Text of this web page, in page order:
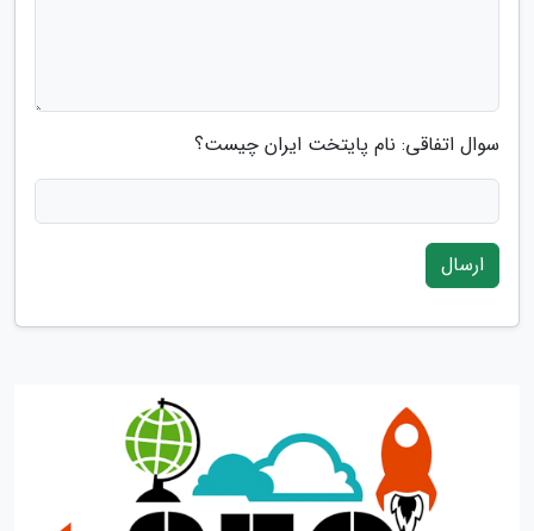
سوال اتفاقی: نام پایتخت ایران چیست؟
ارسال